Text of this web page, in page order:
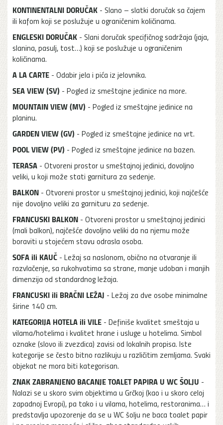
KONTINENTALNI DORUČAK - Slano – slatki doručak sa čajem
ili kafom koji se poslužuje u ograničenim količinama.
ENGLESKI DORUČAK - Slani doručak specifičnog sadržaja (jaja,
slanina, pasulj, tost…) koji se poslužuje u ograničenim
količinama.
A LA CARTE - Odabir jela i pića iz jelovnika.
SEA VIEW (SV) - Pogled iz smeštajne jedinice na more.
MOUNTAIN VIEW (MV) - Pogled iz smeštajne jedinice na
planinu.
GARDEN VIEW (GV) - Pogled iz smeštajne jedinice na vrt.
POOL VIEW (PV) - Pogled iz smeštajne jedinice na bazen.
TERASA - Otvoreni prostor u smeštajnoj jedinici, dovoljno
veliki, u koji može stati garnitura za sedenje.
BALKON - Otvoreni prostor u smeštajnoj jedinici, koji najčešće
nije dovoljno veliki za garnituru za sedenje.
FRANCUSKI BALKON - Otvoreni prostor u smeštajnoj jedinici
(mali balkon), najčešće dovoljno veliki da na njemu može
boraviti u stojećem stavu odrasla osoba.
SOFA ili KAUČ - Ležaj sa naslonom, obično na otvaranje ili
razvlačenje, sa rukohvatima sa strane, manje udoban i manjih
dimenzija od standardnog ležaja.
FRANCUSKI ili BRAČNI LEŽAJ - Ležaj za dve osobe minimalne
širine 140 cm.
KATEGORIJA HOTELA ili VILE - Definiše kvalitet smeštaja u
vilama/hotelima i kvalitet hrane i usluge u hotelima. Simbol
oznake (slovo ili zvezdica) zavisi od lokalnih propisa. Iste
kategorije se često bitno razlikuju u različitim zemljama. Svaki
objekat ne mora biti kategorisan.
ZNAK ZABRANJENO BACANJE TOALET PAPIRA U WC ŠOLJU -
Nalazi se u skoro svim objektima u Grčkoj (kao i u skoro celoj
zapadnoj Evropi), pa tako i u vilama, hotelima, restoranima… i
predstavlja upozorenje da se u WC šolju ne baca toalet papir